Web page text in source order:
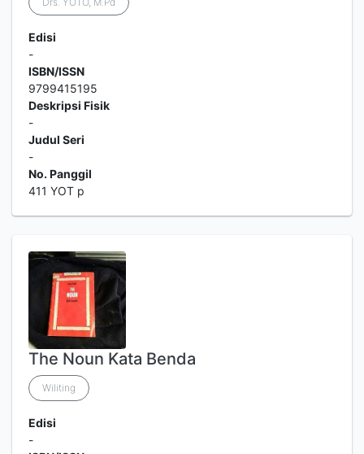
Edisi
-
ISBN/ISSN
9799415195
Deskripsi Fisik
-
Judul Seri
-
No. Panggil
411 YOT p
The Noun Kata Benda
Wiliting
Edisi
-